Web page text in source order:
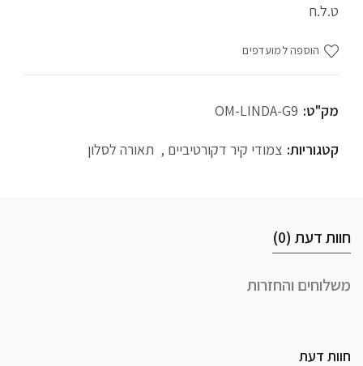
ט.ל.ח
הוספה למועדפים
מק"ט: OM-LINDA-G9
קטגוריות: צמודי קיר דקורטיביים , תאורה לסלון
חוות דעת (0)
משלוחים והחזרות
חוות דעת